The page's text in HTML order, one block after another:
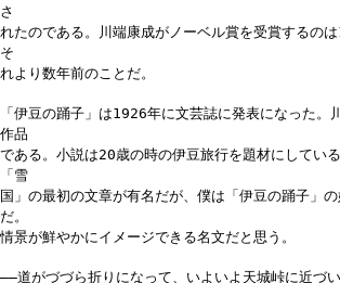
さ
れたのである。川端康成がノーベル賞を受賞するの
そ
れより数年前のことだ。
「伊豆の踊子」は1926年に文芸誌に発表になった。
作品
である。小説は20歳の時の伊豆旅行を題材にしてい
「雪
国」の最初の文章が有名だが、僕は「伊豆の踊子」
だ。
情景が鮮やかにイメージできる名文だと思う。
――道がづづら折りになって、いよいよ天城峠に近づ